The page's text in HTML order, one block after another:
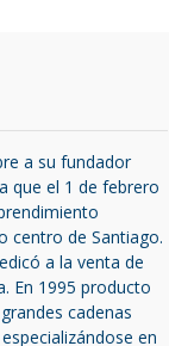
a su fundador
que el 1 de febrero
centro de Santiago.
a la venta de
En 1995 producto
cadenas
en